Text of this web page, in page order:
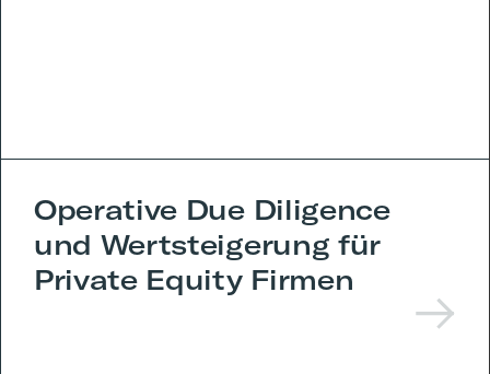
Operative Due Diligence
und Wertsteigerung für
Private Equity Firmen